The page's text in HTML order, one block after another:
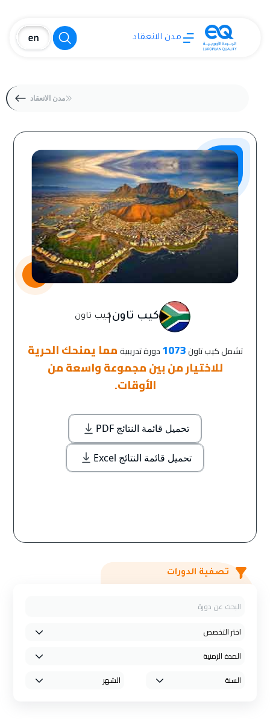
مدن الانعقاد
مدن الانعقاد
كيب تاون|
كيب تاون
تشمل كيب تاون1073دورة تدريبيةمما يمنحك الحرية
للاختيار من بين مجموعة واسعة من
الأوقات.
تحميل قائمة النتائج PDF
تحميل قائمة النتائج Excel
تصفية الدورات